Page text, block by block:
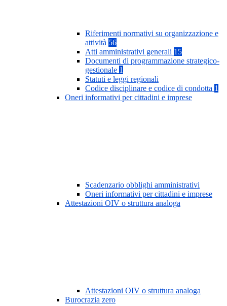
Riferimenti normativi su organizzazione e
attività 56
Atti amministrativi generali 15
Documenti di programmazione strategico-
gestionale 1
Statuti e leggi regionali
Codice disciplinare e codice di condotta 1
Oneri informativi per cittadini e imprese
Scadenzario obblighi amministrativi
Oneri informativi per cittadini e imprese
Attestazioni OIV o struttura analoga
Attestazioni OIV o struttura analoga
Burocrazia zero